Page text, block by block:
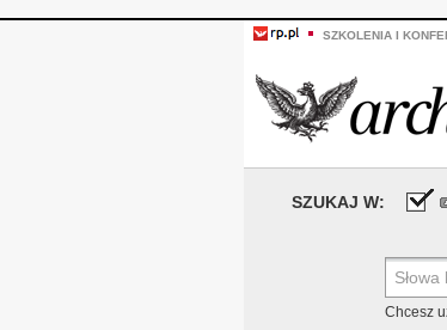
SZKOLENIA I
SZUKAJ W:
Chcesz